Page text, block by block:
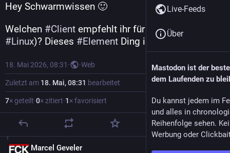
Hey Schwarmwissen 🙂
Welchen #Client empfehlt ihr für Matrix
#Linux)? Dieses #Element Ding ist ja furchtbar.....
18. Mai 2026, 08:31 · ·Web
Zuletzt am 18. Mai, 08:31 bearbeitet
7× geteilt·0× zitiert·1× favorisiert
Marcel Geveler
Live-Feeds
Über
Mastodon ist der
dem Laufenden zu
Du kannst jedem im
und alles in
Reihenfolge sehen.
Werbung oder